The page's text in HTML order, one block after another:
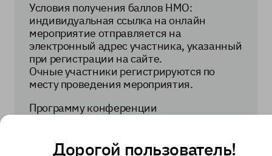
Условия получения баллов НМО:
индивидуальная ссылка на онлайн
мероприятие отправляется на
электронный адрес участника, указанный
при регистрации на сайте.
Очные участники регистрируются по
месту проведения мероприятия.
Программу конференции
Подробнее о конференции и
Дорогой пользователь!